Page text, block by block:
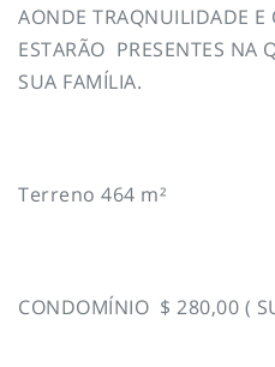
AONDE TRAQNUILIDADE
ESTARÃO PRESENTES NA
SUA FAMÍLIA.
Terreno 464 m²
CONDOMÍNIO $ 280,00 (